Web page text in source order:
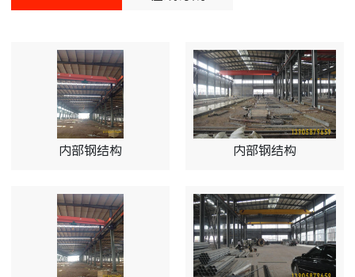
内部钢结构 内部钢结构